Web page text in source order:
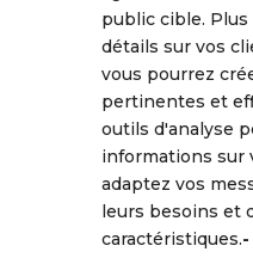
public cible. Plus
détails sur vos
vous pourrez
pertinentes et
outils d'analyse
informations sur
adaptez vos
leurs besoins et
caractéristiques.